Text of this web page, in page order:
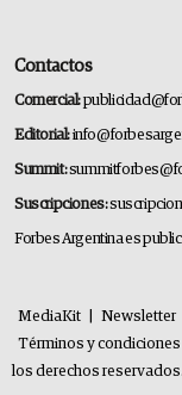
Contactos
Comercial:
Editorial:
Summit:
Suscripciones:
Forbes Argentina es
MediaKit Newsletter
Términos y condiciones
los derechos reservados.